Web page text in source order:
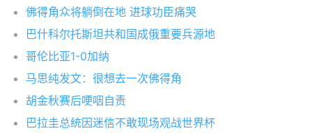
佛得角众将躺倒在地 进球功臣痛哭
巴什科尔托斯坦共和国成俄重要兵源地
哥伦比亚1-0加纳
马思纯发文：很想去一次佛得角
胡金秋赛后哽咽自责
巴拉圭总统因迷信不敢现场观战世界杯